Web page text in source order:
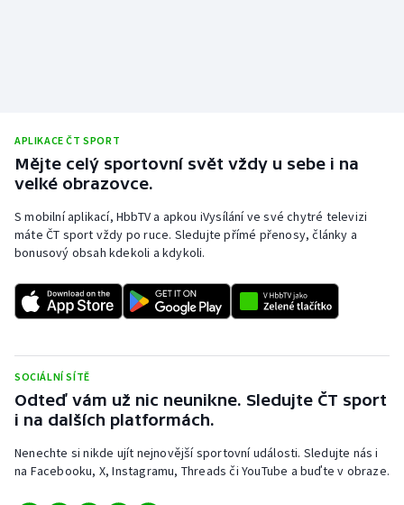
APLIKACE ČT SPORT
Mějte celý sportovní svět vždy u sebe i na
velké obrazovce.
S mobilní aplikací, HbbTV a apkou iVysílání ve své chytré televizi
máte ČT sport vždy po ruce. Sledujte přímé přenosy, články a
bonusový obsah kdekoli a kdykoli.
SOCIÁLNÍ SÍTĚ
Odteď vám už nic neunikne. Sledujte ČT sport
i na dalších platformách.
Nenechte si nikde ujít nejnovější sportovní události. Sledujte nás i
na Facebooku, X, Instagramu, Threads či YouTube a buďte v obraze.